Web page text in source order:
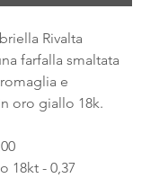
Rivalta
farfalla smaltata
e
oro giallo 18k.
18kt - 0,37